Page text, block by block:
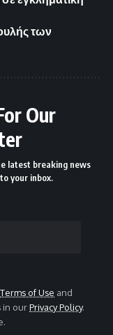
των
Our
latest breaking news
your inbox.
Terms of Use and
in ourPrivacy Policy.